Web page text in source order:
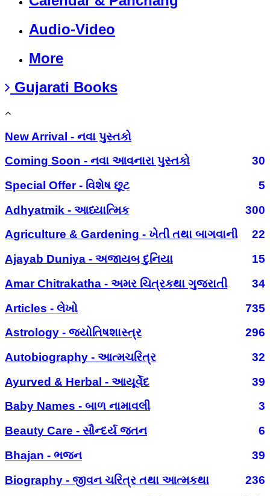
Audio-Video
More
Gujarati Books
New Arrival - નવા પુસ્તકો
Coming Soon - નવા આવનારા પુસ્તકો
30
Special Offer - વિશેષ છૂટ
5
Adhyatmik - આધ્યાત્મિક
300
Agriculture & Gardening - ખેતી તથા બાગવાની
22
Ajayab Duniya - અજાયબ દુનિયા
15
Amar Chitrakatha - અમર ચિત્રકથા ગુજરાતી
34
Articles - લેખો
735
Astrology - જ્યોતિષશાસ્ત્ર
296
Autobiography - આત્મચરિત્ર
32
Ayurved & Herbal - આયૂર્વેદ
39
Baby Names - બાળ નામાવલી
3
Beauty Care - સૌન્દર્ય જતન
6
Bhajan - ભજન
39
Biography - જીવન ચરિત્ર તથા આત્મકથા
236